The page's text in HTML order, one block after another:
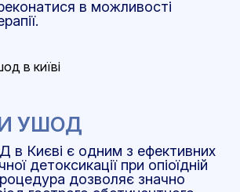
в можливості
УШОД
Києві є одним з ефективних
детоксикації при опіоїдній
дозволяє значно